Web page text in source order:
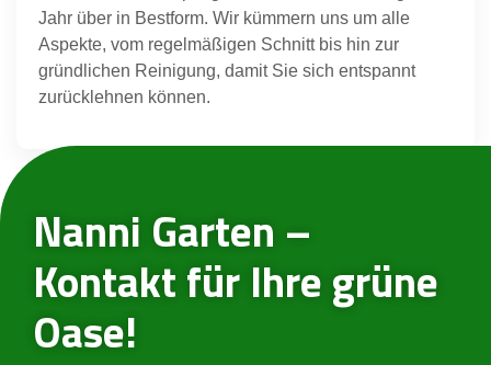
Jahr über in Bestform. Wir kümmern uns um alle
Aspekte, vom regelmäßigen Schnitt bis hin zur
gründlichen Reinigung, damit Sie sich entspannt
zurücklehnen können.
Mehr
Nanni Garten –
Kontakt für Ihre grüne
Oase!